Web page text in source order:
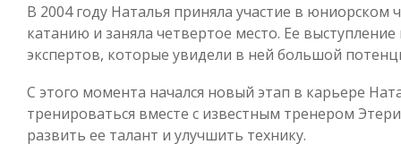
В 2004 году Наталья приняла участие в юниорском
катанию и заняла четвертое место. Ее
экспертов, которые увидели в ней большой
С этого момента начался новый этап в карьере
тренироваться вместе с известным тренером
развить ее талант и улучшить технику.